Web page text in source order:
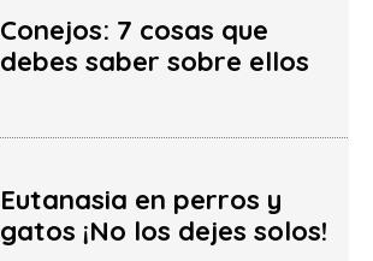
Conejos: 7 cosas que
debes saber sobre ellos
Eutanasia en perros y
gatos ¡No los dejes solos!